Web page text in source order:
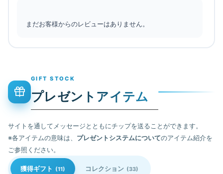
まだお客様からのレビューはありません。
GIFT STOCK
プレゼントアイテム
サイトを通してメッセージとともにチップを送ることができます。
※各アイテムの意味は、 プレゼントシステムについてのアイテム紹介を
ご参照ください。
獲得ギフト (11) コレクション (33)